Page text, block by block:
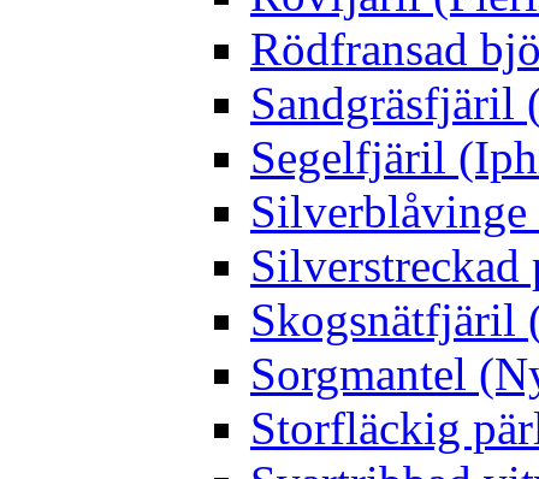
Rödfransad
Sandgräsfjäril
Segelfjäril
Silverblåvinge
Skogsnätfjäril
Sorgmantel
Storfläckig